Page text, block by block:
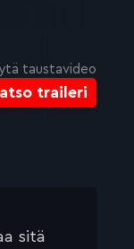
traileri
taustavideo
sitä